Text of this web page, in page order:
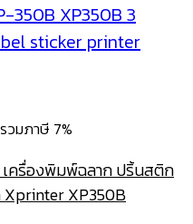
฿.
วมภาษี 7%
เครื่องพิมพ์ฉลาก ปริ้นสติก
Xprinter XP350B